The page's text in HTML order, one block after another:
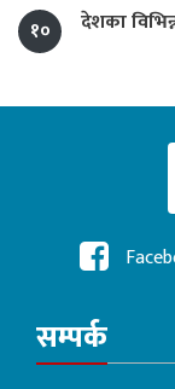
१०
देशका
सम्पर्क